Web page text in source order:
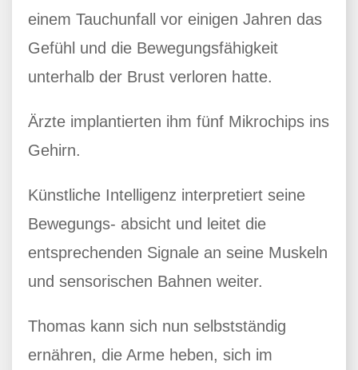
einem Tauchunfall vor einigen Jahren das
Gefühl und die Bewegungsfähigkeit
unterhalb der Brust verloren hatte.
Ärzte implantierten ihm fünf Mikrochips ins
Gehirn.
Künstliche Intelligenz interpretiert seine
Bewegungs- absicht und leitet die
entsprechenden Signale an seine Muskeln
und sensorischen Bahnen weiter.
Thomas kann sich nun selbstständig
ernähren, die Arme heben, sich im